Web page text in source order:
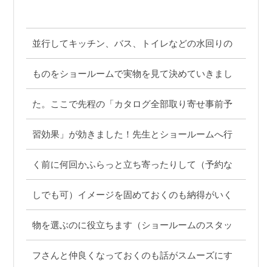
並行してキッチン、バス、トイレなどの水回りの
ものをショールームで実物を見て決めていきまし
た。ここで先程の「カタログ全部取り寄せ事前予
習効果」が効きました！先生とショールームへ行
く前に何回かふらっと立ち寄ったりして（予約な
しでも可）イメージを固めておくのも納得がいく
物を選ぶのに役立ちます（ショールームのスタッ
フさんと仲良くなっておくのも話がスムーズにす